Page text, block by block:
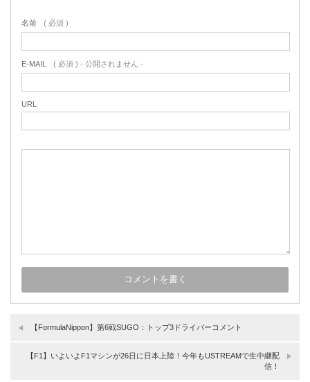
名前 ( 必須 )
E-MAIL ( 必須 ) - 公開されません -
URL
【FormulaNippon】第6戦SUGO：トップ3ドライバーコメント
【F1】いよいよF1マシンが26日に日本上陸！今年もUSTREAMで生中継配
信！